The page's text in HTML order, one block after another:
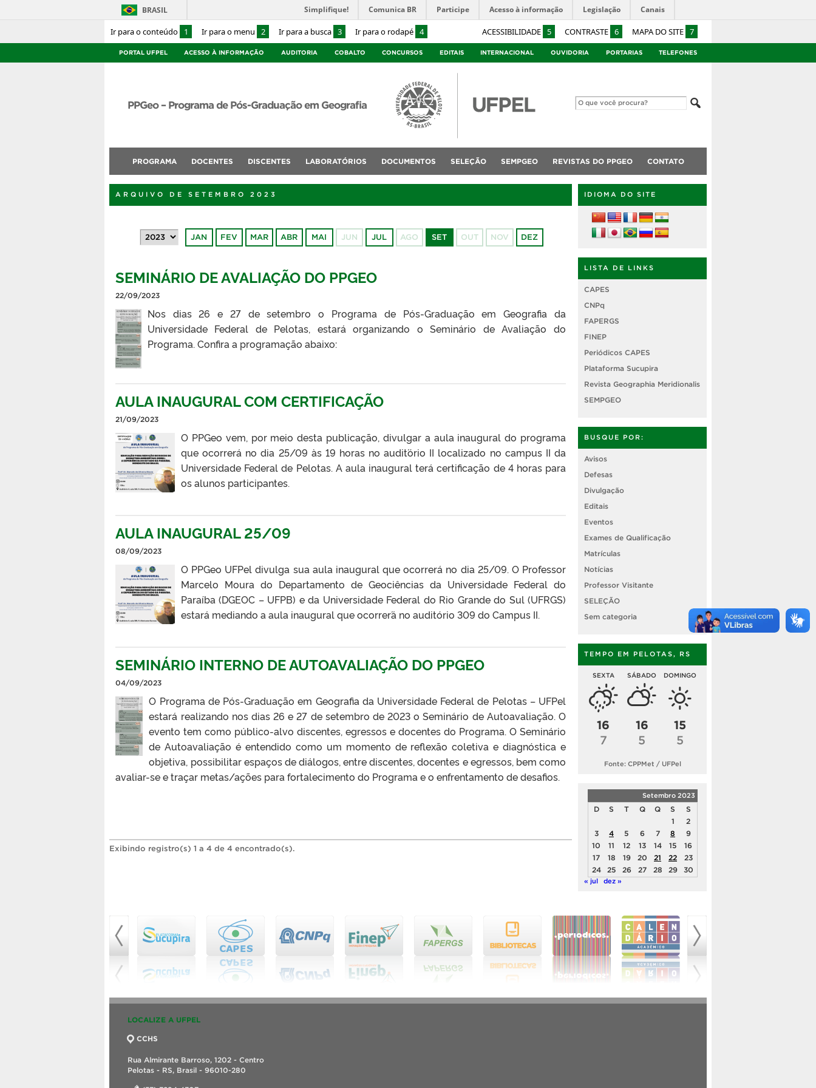
Ir para o conteúdo 1 Ir para o menu 2 Ir para a busca 3 Ir para o rodapé 4 ACESSIBILIDADE 5 CONTRASTE 6 MAPA DO SITE 7
BRASIL Simplifique! Comunica BR Participe Acesso à informação Legislação Canais
PORTAL UFPEL ACESSO À INFORMAÇÃO AUDITORIA COBALTO CONCURSOS EDITAIS INTERNACIONAL OUVIDORIA PORTARIAS TELEFONES
PPGeo – Programa de Pós-Graduação em Geografia
PROGRAMA DOCENTES DISCENTES LABORATÓRIOS DOCUMENTOS SELEÇÃO SEMPGEO REVISTAS DO PPGEO CONTATO
ARQUIVO DE SETEMBRO 2023
JAN FEV MAR ABR MAI JUN JUL AGO SET OUT NOV DEZ
SEMINÁRIO DE AVALIAÇÃO DO PPGEO
22/09/2023
Nos dias 26 e 27 de setembro o Programa de Pós-Graduação em Geografia da
Universidade Federal de Pelotas, estará organizando o Seminário de Avaliação do
Programa. Confira a programação abaixo:
AULA INAUGURAL COM CERTIFICAÇÃO
21/09/2023
O PPGeo vem, por meio desta publicação, divulgar a aula inaugural do programa
que ocorrerá no dia 25/09 às 19 horas no audit´ório II localizado no campus II da
Universidade Federal de Pelotas. A aula inaugural terá certificação de 4 horas para
os alunos participantes.
AULA INAUGURAL 25/09
08/09/2023
O PPGeo UFPel divulga sua aula inaugural que ocorrerá no dia 25/09. O Professor
Marcelo Moura do Departamento de Geociências da Universidade Federal do
Paraíba (DGEOC – UFPB) e da Universidade Federal do Rio Grande do Sul (UFRGS)
estará mediando a aula inaugural que ocorrer´á no auditório 309 do Campus II.
SEMINÁRIO INTERNO DE AUTOAVALIAÇÃO DO PPGEO
04/09/2023
O Programa de Pós-Graduação em Geografia da Universidade Federal de Pelotas – UFPel
estará realizando nos dias 26 e 27 de setembro de 2023 o Seminário de Autoavaliação. O
evento tem como público-alvo discentes, egressos e docentes do Programa. O Seminário
de Autoavaliação é entendido como um momento de reflexão coletiva e diagnóstica e
objetiva, possibilitar espaços de diálogos, entre discentes, docentes e egressos, bem como
avaliar-se e traçar metas/ações para fortalecimento do Programa e o enfrentamento de desafios.
Exibindo registro(s) 1 a 4 de 4 encontrado(s).
IDIOMA DO SITE
LISTA DE LINKS
CAPES
CNPq
FAPERGS
FINEP
Periódicos CAPES
Plataforma Sucupira
Revista Geographia Meridionalis
SEMPGEO
BUSQUE POR:
Avisos
Defesas
Divulgação
Editais
Eventos
Exames de Qualificação
Matrículas
Notícias
Professor Visitante
SELEÇÃO
Sem categoria
TEMPO EM PELOTAS, RS
SEXTA
16
7
SÁBADO
16
5
DOMINGO
15
5
Fonte: CPPMet / UFPel
Setembro 2023
D S T Q Q S
S
1
2
3
4 5 6 7 8
9
10
11 12 13 14 15
16
17
18 19 20 21 22
23
24
25 26 27 28 29 30
« jul dez »
LOCALIZE A UFPEL
CCHS
Rua Almirante Barroso, 1202 - Centro
Pelotas - RS, Brasil - 96010-280